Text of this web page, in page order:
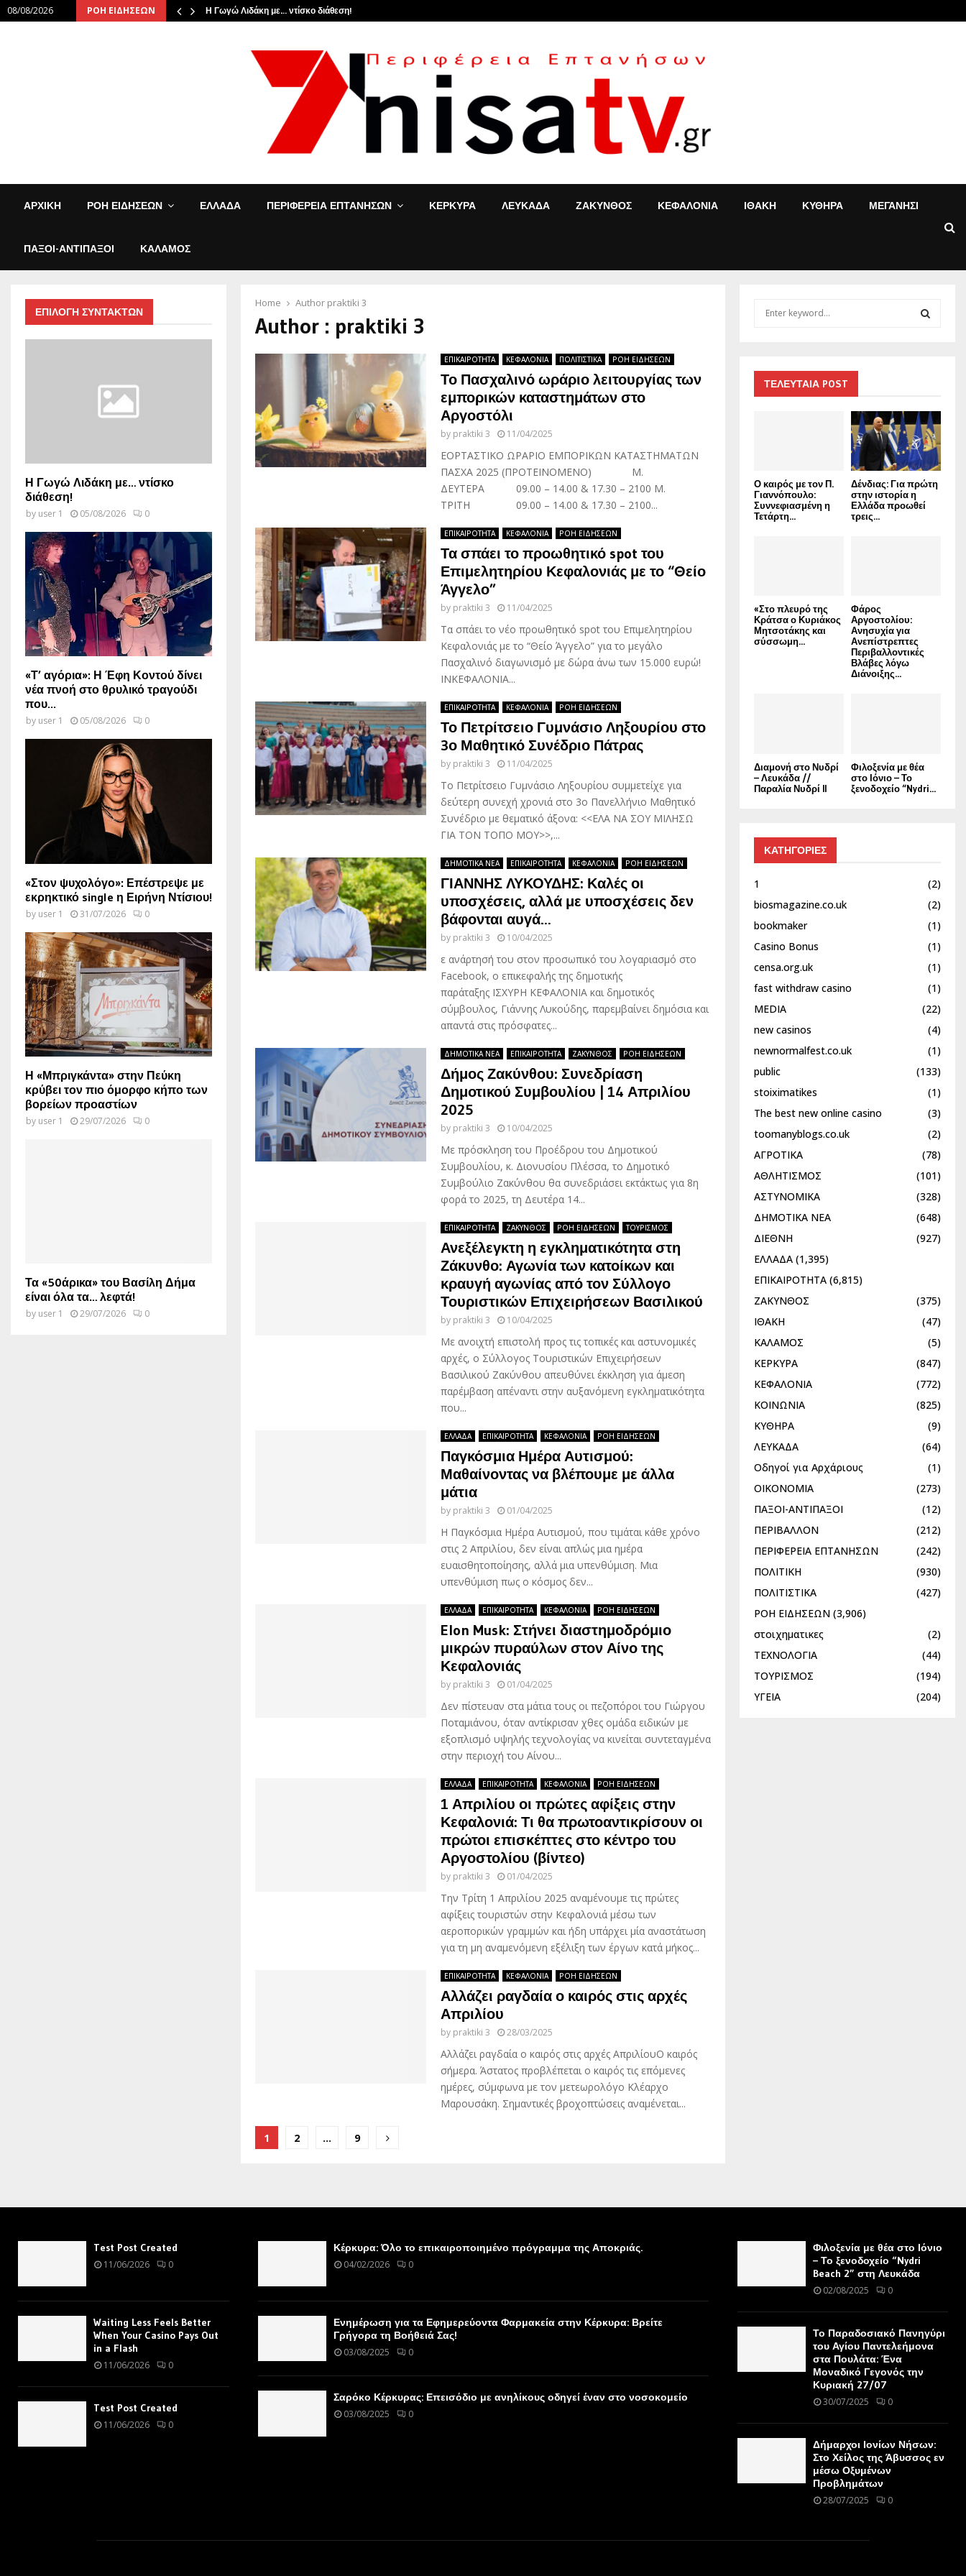
08/08/2026 ΡΟΗ ΕΙΔΗΣΕΩΝ
την… Η Γωγώ Λιδάκη με… ντίσκο διάθεση!
ΑΡΧΙΚΗ ΡΟΗ ΕΙΔΗΣΕΩΝ ΕΛΛΑΔΑ ΠΕΡΙΦΕΡΕΙΑ ΕΠΤΑΝΗΣΩΝ ΚΕΡΚΥΡΑ ΛΕΥΚΑΔΑ ΖΑΚΥΝΘΟΣ ΚΕΦΑΛΟΝΙΑ ΙΘΑΚΗ ΚΥΘΗΡΑ ΜΕΓΑΝΗΣΙ
ΠΑΞΟΙ-ΑΝΤΙΠΑΞΟΙ ΚΑΛΑΜΟΣ
Home Author praktiki 3
Author : praktiki 3
ΕΠΙΚΑΙΡΟΤΗΤΑ ΚΕΦΑΛΟΝΙΑ ΠΟΛΙΤΙΣΤΙΚΑ ΡΟΗ ΕΙΔΗΣΕΩΝ
Το Πασχαλινό ωράριο λειτουργίας των
εμπορικών καταστημάτων στο
Αργοστόλι
by praktiki 3 11/04/2025
ΕΟΡΤΑΣΤΙΚΟ ΩΡΑΡΙΟ ΕΜΠΟΡΙΚΩΝ ΚΑΤΑΣΤΗΜΑΤΩΝ
ΠΑΣΧΑ 2025 (ΠΡΟΤΕΙΝΟΜΕΝΟ) Μ.
ΔΕΥΤΕΡΑ 09.00 – 14.00 & 17.30 – 2100 Μ.
ΤΡΙΤΗ 09.00 – 14.00 & 17.30 – 2100...
ΕΠΙΚΑΙΡΟΤΗΤΑ ΚΕΦΑΛΟΝΙΑ ΡΟΗ ΕΙΔΗΣΕΩΝ
Τα σπάει το προωθητικό spot του
Επιμελητηρίου Κεφαλονιάς με το “Θείο
Άγγελο”
by praktiki 3 11/04/2025
Τα σπάει το νέο προωθητικό spot του Επιμελητηρίου
Κεφαλονιάς με το “Θείο Άγγελο” για το μεγάλο
Πασχαλινό διαγωνισμό με δώρα άνω των 15.000 ευρώ!
ΙΝΚΕΦΑΛΟΝΙΑ...
ΕΠΙΚΑΙΡΟΤΗΤΑ ΚΕΦΑΛΟΝΙΑ ΡΟΗ ΕΙΔΗΣΕΩΝ
Το Πετρίτσειο Γυμνάσιο Ληξουρίου στο
3ο Μαθητικό Συνέδριο Πάτρας
by praktiki 3 11/04/2025
Το Πετρίτσειο Γυμνάσιο Ληξουρίου συμμετείχε για
δεύτερη συνεχή χρονιά στο 3ο Πανελλήνιο Μαθητικό
Συνέδριο με θεματικό άξονα: <<ΕΛΑ ΝΑ ΣΟΥ ΜΙΛΗΣΩ
ΓΙΑ ΤΟΝ ΤΟΠΟ ΜΟΥ>>,...
ΔΗΜΟΤΙΚΑ ΝΕΑ ΕΠΙΚΑΙΡΟΤΗΤΑ ΚΕΦΑΛΟΝΙΑ ΡΟΗ ΕΙΔΗΣΕΩΝ
ΓΙΑΝΝΗΣ ΛΥΚΟΥΔΗΣ: Καλές οι
υποσχέσεις, αλλά με υποσχέσεις δεν
βάφονται αυγά…
by praktiki 3 10/04/2025
ε ανάρτησή του στον προσωπικό του λογαριασμό στο
Facebook, ο επικεφαλής της δημοτικής
παράταξης ΙΣΧΥΡΗ ΚΕΦΑΛΟΝΙΑ και δημοτικός
σύμβουλος, Γιάννης Λυκούδης, παρεμβαίνει δημόσια και
απαντά στις πρόσφατες...
ΔΗΜΟΤΙΚΑ ΝΕΑ ΕΠΙΚΑΙΡΟΤΗΤΑ ΖΑΚΥΝΘΟΣ ΡΟΗ ΕΙΔΗΣΕΩΝ
Δήμος Ζακύνθου: Συνεδρίαση
Δημοτικού Συμβουλίου | 14 Απριλίου
2025
by praktiki 3 10/04/2025
Με πρόσκληση του Προέδρου του Δημοτικού
Συμβουλίου, κ. Διονυσίου Πλέσσα, το Δημοτικό
Συμβούλιο Ζακύνθου θα συνεδριάσει εκτάκτως για 8η
φορά το 2025, τη Δευτέρα 14...
ΕΠΙΚΑΙΡΟΤΗΤΑ ΖΑΚΥΝΘΟΣ ΡΟΗ ΕΙΔΗΣΕΩΝ ΤΟΥΡΙΣΜΟΣ
Ανεξέλεγκτη η εγκληματικότητα στη
Ζάκυνθο: Αγωνία των κατοίκων και
κραυγή αγωνίας από τον Σύλλογο
Τουριστικών Επιχειρήσεων Βασιλικού
by praktiki 3 10/04/2025
Με ανοιχτή επιστολή προς τις τοπικές και αστυνομικές
αρχές, ο Σύλλογος Τουριστικών Επιχειρήσεων
Βασιλικού Ζακύνθου απευθύνει έκκληση για άμεση
παρέμβαση απέναντι στην αυξανόμενη εγκληματικότητα
που...
ΕΛΛΑΔΑ ΕΠΙΚΑΙΡΟΤΗΤΑ ΚΕΦΑΛΟΝΙΑ ΡΟΗ ΕΙΔΗΣΕΩΝ
Παγκόσμια Ημέρα Αυτισμού:
Μαθαίνοντας να βλέπουμε με άλλα
μάτια
by praktiki 3 01/04/2025
Η Παγκόσμια Ημέρα Αυτισμού, που τιμάται κάθε χρόνο
στις 2 Απριλίου, δεν είναι απλώς μια ημέρα
ευαισθητοποίησης, αλλά μια υπενθύμιση. Μια
υπενθύμιση πως ο κόσμος δεν...
ΕΛΛΑΔΑ ΕΠΙΚΑΙΡΟΤΗΤΑ ΚΕΦΑΛΟΝΙΑ ΡΟΗ ΕΙΔΗΣΕΩΝ
Elon Musk: Στήνει διαστημοδρόμιο
μικρών πυραύλων στον Αίνο της
Κεφαλονιάς
by praktiki 3 01/04/2025
Δεν πίστευαν στα μάτια τους οι πεζοπόροι του Γιώργου
Ποταμιάνου, όταν αντίκρισαν χθες ομάδα ειδικών με
εξοπλισμό υψηλής τεχνολογίας να κινείται συντεταγμένα
στην περιοχή του Αίνου...
ΕΛΛΑΔΑ ΕΠΙΚΑΙΡΟΤΗΤΑ ΚΕΦΑΛΟΝΙΑ ΡΟΗ ΕΙΔΗΣΕΩΝ
1 Απριλίου οι πρώτες αφίξεις στην
Κεφαλονιά: Τι θα πρωτοαντικρίσουν οι
πρώτοι επισκέπτες στο κέντρο του
Αργοστολίου (βίντεο)
by praktiki 3 01/04/2025
Την Τρίτη 1 Απριλίου 2025 αναμένουμε τις πρώτες
αφίξεις τουριστών στην Κεφαλονιά μέσω των
αεροπορικών γραμμών και ήδη υπάρχει μία αναστάτωση
για τη μη αναμενόμενη εξέλιξη των έργων κατά μήκος...
ΕΠΙΚΑΙΡΟΤΗΤΑ ΚΕΦΑΛΟΝΙΑ ΡΟΗ ΕΙΔΗΣΕΩΝ
Αλλάζει ραγδαία ο καιρός στις αρχές
Απριλίου
by praktiki 3 28/03/2025
Αλλάζει ραγδαία ο καιρός στις αρχές ΑπριλίουΟ καιρός
σήμερα. Άστατος προβλέπεται ο καιρός τις επόμενες
ημέρες, σύμφωνα με τον μετεωρολόγο Κλέαρχο
Μαρουσάκη. Σημαντικές βροχοπτώσεις αναμένεται...
Posts
1 2 … 9
ΕΠΙΛΟΓΗ ΣΥΝΤΑΚΤΩΝ
Η Γωγώ Λιδάκη με… ντίσκο
διάθεση!
by user 1 05/08/2026 0
«Τ’ αγόρια»: Η Έφη Κοντού δίνει
νέα πνοή στο θρυλικό τραγούδι
που...
by user 1 05/08/2026 0
«Στον ψυχολόγο»: Επέστρεψε με
εκρηκτικό single η Ειρήνη Ντίσιου!
by user 1 31/07/2026 0
Η «Μπριγκάντα» στην Πεύκη
κρύβει τον πιο όμορφο κήπο των
βορείων προαστίων
by user 1 29/07/2026 0
Τα «50άρικα» του Βασίλη Δήμα
είναι όλα τα… λεφτά!
by user 1 29/07/2026 0
f
R
C
H
ΤΕΛΕΥΤΑΙΑ POST
Ο καιρός με τον Π.
Γιαννόπουλο:
Συννεφιασμένη η
Τετάρτη...
Δένδιας: Για πρώτη
στην ιστορία η
Ελλάδα προωθεί
τρεις...
«Στο πλευρό της
Κράτσα ο Κυριάκος
Μητσοτάκης και
σύσσωμη...
Φάρος
Αργοστολίου:
Ανησυχία για
Ανεπίστρεπτες
Περιβαλλοντικές
Βλάβες λόγω
Διάνοιξης...
Διαμονή στο Νυδρί
– Λευκάδα //
Παραλία Νυδρί II
Φιλοξενία με θέα
στο Ιόνιο – Το
ξενοδοχείο “Nydri...
ΚΑΤΗΓΟΡΙΕΣ
1
(2)
biosmagazine.co.uk
(2)
bookmaker
(1)
Casino Bonus
(1)
censa.org.uk
(1)
fast withdraw casino
(1)
MEDIA
(22)
new casinos
(4)
newnormalfest.co.uk
(1)
public
(133)
stoiximatikes
(1)
The best new online casino
(3)
toomanyblogs.co.uk
(2)
ΑΓΡΟΤΙΚΑ
(78)
ΑΘΛΗΤΙΣΜΟΣ
(101)
ΑΣΤΥΝΟΜΙΚΑ
(328)
ΔΗΜΟΤΙΚΑ ΝΕΑ
(648)
ΔΙΕΘΝΗ
(927)
ΕΛΛΑΔΑ (1,395)
ΕΠΙΚΑΙΡΟΤΗΤΑ (6,815)
ΖΑΚΥΝΘΟΣ
(375)
ΙΘΑΚΗ
(47)
ΚΑΛΑΜΟΣ
(5)
ΚΕΡΚΥΡΑ
(847)
ΚΕΦΑΛΟΝΙΑ
(772)
ΚΟΙΝΩΝΙΑ
(825)
ΚΥΘΗΡΑ
(9)
ΛΕΥΚΑΔΑ
(64)
Οδηγοί για Αρχάριους
(1)
ΟΙΚΟΝΟΜΙΑ
(273)
ΠΑΞΟΙ-ΑΝΤΙΠΑΞΟΙ
(12)
ΠΕΡΙΒΑΛΛΟΝ
(212)
ΠΕΡΙΦΕΡΕΙΑ ΕΠΤΑΝΗΣΩΝ
(242)
ΠΟΛΙΤΙΚΗ
(930)
ΠΟΛΙΤΙΣΤΙΚΑ
(427)
ΡΟΗ ΕΙΔΗΣΕΩΝ (3,906)
στοιχηματικες
(2)
ΤΕΧΝΟΛΟΓΙΑ
(44)
ΤΟΥΡΙΣΜΟΣ
(194)
ΥΓΕΙΑ
(204)
Test Post Created
11/06/2026 0
Waiting Less Feels Better
When Your Casino Pays Out
in a Flash
11/06/2026 0
Test Post Created
11/06/2026 0
Κέρκυρα: Όλο το επικαιροποιημένο πρόγραμμα της Αποκριάς.
04/02/2026 0
Ενημέρωση για τα Εφημερεύοντα Φαρμακεία στην Κέρκυρα: Βρείτε
Γρήγορα τη Βοήθειά Σας!
03/08/2025 0
Σαρόκο Κέρκυρας: Επεισόδιο με ανηλίκους οδηγεί έναν στο νοσοκομείο
03/08/2025 0
Φιλοξενία με θέα στο Ιόνιο
– Το ξενοδοχείο “Nydri
Beach 2” στη Λευκάδα
02/08/2025 0
Το Παραδοσιακό Πανηγύρι
του Αγίου Παντελεήμονα
στα Πουλάτα: Ένα
Μοναδικό Γεγονός την
Κυριακή 27/07
30/07/2025 0
Δήμαρχοι Ιονίων Νήσων:
Στο Χείλος της Άβυσσος εν
μέσω Οξυμένων
Προβλημάτων
28/07/2025 0